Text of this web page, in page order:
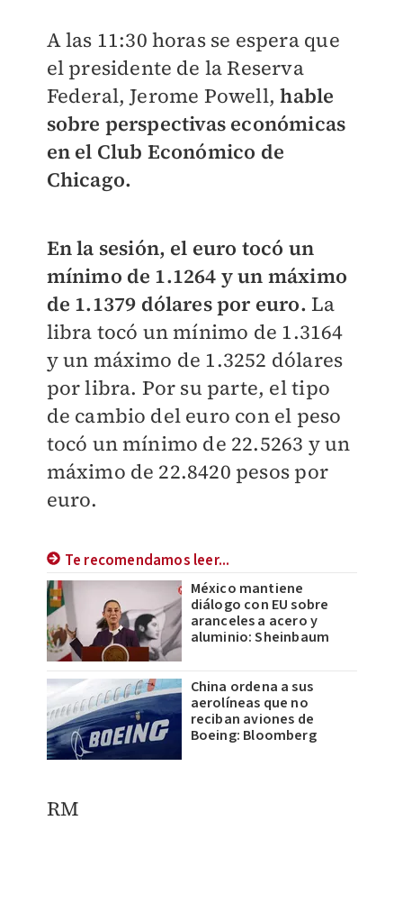
A las 11:30 horas se espera que
el presidente de la Reserva
Federal, Jerome Powell, hable
sobre perspectivas económicas
en el Club Económico de
Chicago.
En la sesión, el euro tocó un
mínimo de 1.1264 y un máximo
de 1.1379 dólares por euro. La
libra tocó un mínimo de 1.3164
y un máximo de 1.3252 dólares
por libra. Por su parte, el tipo
de cambio del euro con el peso
tocó un mínimo de 22.5263 y un
máximo de 22.8420 pesos por
euro.
Te recomendamos leer...
México mantiene
diálogo con EU sobre
aranceles a acero y
aluminio: Sheinbaum
China ordena a sus
aerolíneas que no
reciban aviones de
Boeing: Bloomberg
RM